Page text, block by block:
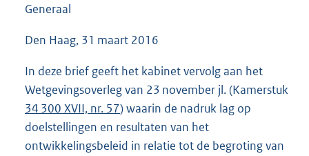
Generaal
Den Haag, 31 maart 2016
In deze brief geeft het kabinet vervolg aan het
Wetgevingsoverleg van 23 november jl. (Kamerstuk
34 300 XVII, nr. 57) waarin de nadruk lag op
doelstellingen en resultaten van het
ontwikkelingsbeleid in relatie tot de begroting van